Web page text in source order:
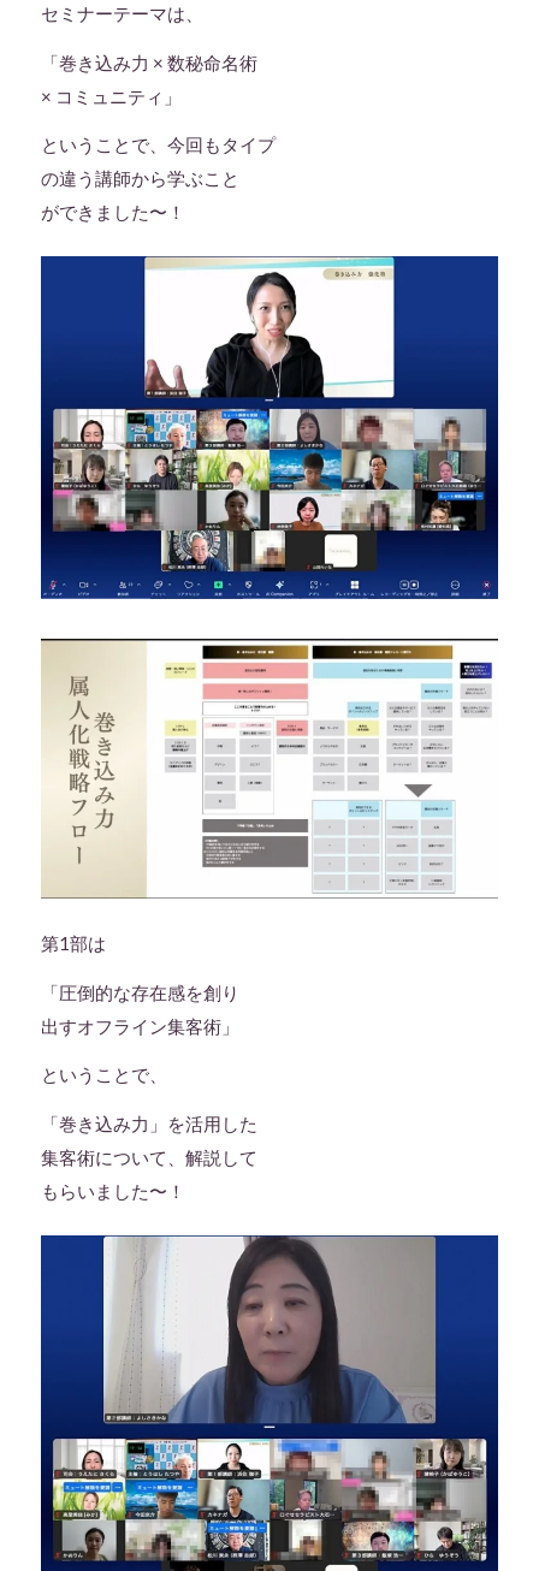
セミナーテーマは、
「巻き込み力 × 数秘命名術
× コミュニティ」
ということで、今回もタイプ
の違う講師から学ぶこと
ができました〜！
第1部は
「圧倒的な存在感を創り
出すオフライン集客術」
ということで、
「巻き込み力」を活用した
集客術について、解説して
もらいました〜！